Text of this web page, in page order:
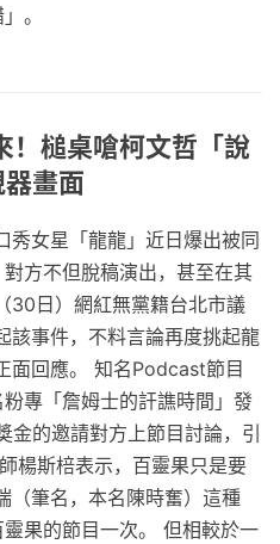
。
！槌桌嗆柯文哲「說
畫面
秀女星「龍龍」近日爆出被同
方不但脫稿演出，甚至在其
30日）網紅無黨籍台北市議
該事件，不料言論再度挑起龍
面回應。 知名Podcast節目
粉專「詹姆士的訐譙時間」發
的邀請對方上節目討論，引
楊斯棓表示，百靈果只是要
（筆名，本名陳時奮）這種
果的節目一次。 但相較於一